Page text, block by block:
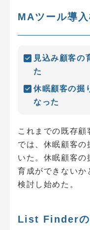
MAツール導
見込み顧客の
た
休眠顧客の掘
なった
これまでの既存
では、休眠顧客の
いた。休眠顧客の
育成ができないか
検討し始めた。
List Finderの